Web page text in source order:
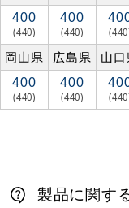
400
(440)
400
(440)
岡山県 広島県 山口
400
(440)
400
(440)
製品に関す